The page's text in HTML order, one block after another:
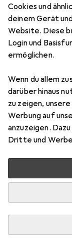
Cookies und
deinem Gerät
Website. Diese
Login und
ermöglichen.
Wenn du allem
darüber hinaus
zu zeigen,
Werbung auf
anzuzeigen.
Dritte und
Bestway
EUR
4,96
8
Bewertungen
Nur 4 Stück
Lieferort